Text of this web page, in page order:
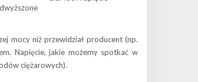
mocy niż przewidział producent (np.
Napięcie, jakie możemy spotkać w
ciężarowych).